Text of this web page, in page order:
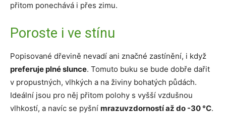
přitom ponechává i přes zimu.
Poroste i ve stínu
Popisované dřevině nevadí ani značné zastínění, i když
preferuje plné slunce. Tomuto buku se bude dobře dařit
v propustných, vlhkých a na živiny bohatých půdách.
Ideální jsou pro něj přitom polohy s vyšší vzdušnou
vlhkostí, a navíc se pyšní mrazuvzdorností až do -30 °C.